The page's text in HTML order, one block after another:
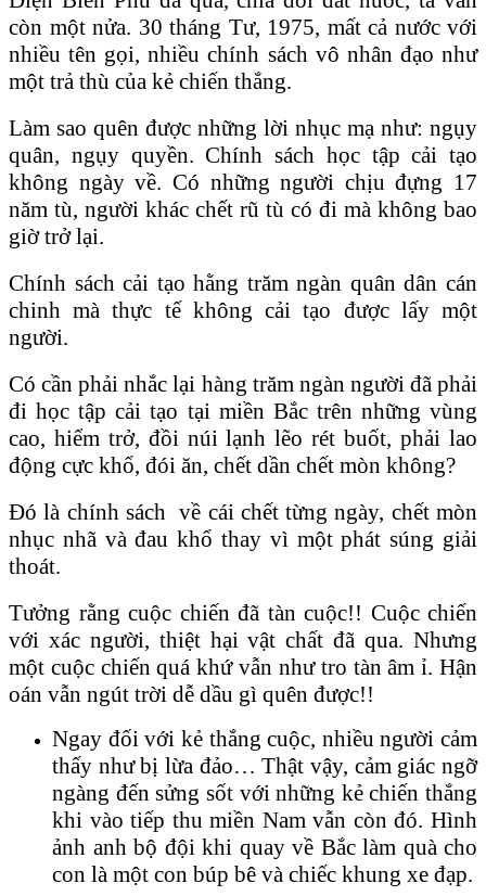
còn một nửa. 30 tháng Tư, 1975, mất cả nước với
nhiều tên gọi, nhiều chính sách vô nhân đạo như
một trả thù của kẻ chiến thắng.
Làm sao quên được những lời nhục mạ như: ngụy
quân, ngụy quyền. Chính sách học tập cải tạo
không ngày về. Có những người chịu đựng 17
năm tù, người khác chết rũ tù có đi mà không bao
giờ trở lại.
Chính sách cải tạo hằng trăm ngàn quân dân cán
chinh mà thực tế không cải tạo được lấy một
người.
Có cần phải nhắc lại hàng trăm ngàn người đã phải
đi học tập cải tạo tại miền Bắc trên những vùng
cao, hiểm trở, đồi núi lạnh lẽo rét buốt, phải lao
động cực khổ, đói ăn, chết dần chết mòn không?
Đó là chính sách về cái chết từng ngày, chết mòn
nhục nhã và đau khổ thay vì một phát súng giải
thoát.
Tưởng rằng cuộc chiến đã tàn cuộc!! Cuộc chiến
với xác người, thiệt hại vật chất đã qua. Nhưng
một cuộc chiến quá khứ vẫn như tro tàn âm ỉ. Hận
oán vẫn ngút trời dễ dầu gì quên được!!
Ngay đối với kẻ thắng cuộc, nhiều người cảm
thấy như bị lừa đảo… Thật vậy, cảm giác ngỡ
ngàng đến sửng sốt với những kẻ chiến thắng
khi vào tiếp thu miền Nam vẫn còn đó. Hình
ảnh anh bộ đội khi quay về Bắc làm quà cho
con là một con búp bê và chiếc khung xe đạp.